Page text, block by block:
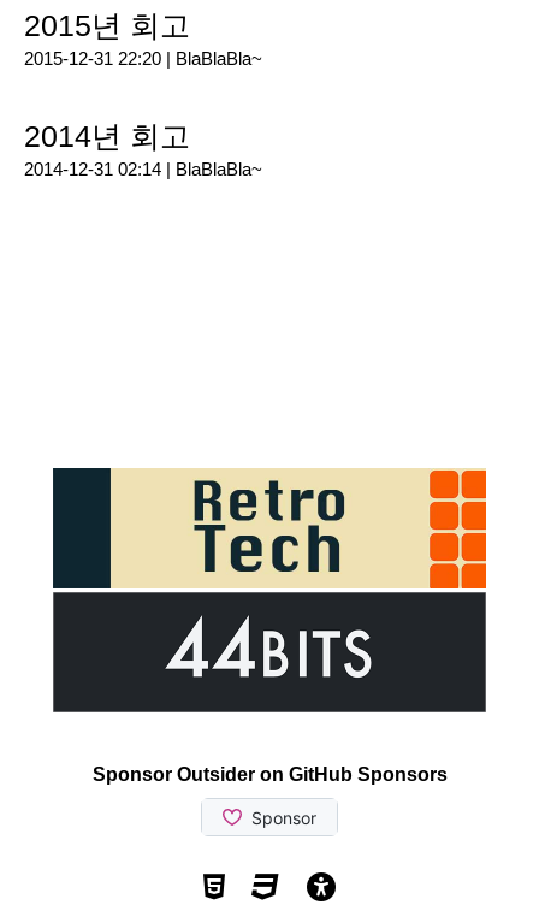
2015년 회고
2015-12-31 22:20 | BlaBlaBla~
2014년 회고
2014-12-31 02:14 | BlaBlaBla~
Sponsor Outsider on GitHub Sponsors
Valid HTML5
Valid CSS
WCAG 2.1 AA